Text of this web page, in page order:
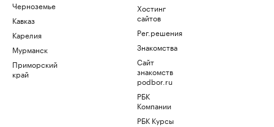
Черноземье
Кавказ
Карелия
Мурманск
Приморский
край
Хостинг
сайтов
Рег.решения
Знакомства
Сайт
знакомств
podbor.ru
РБК
Компании
РБК Курсы